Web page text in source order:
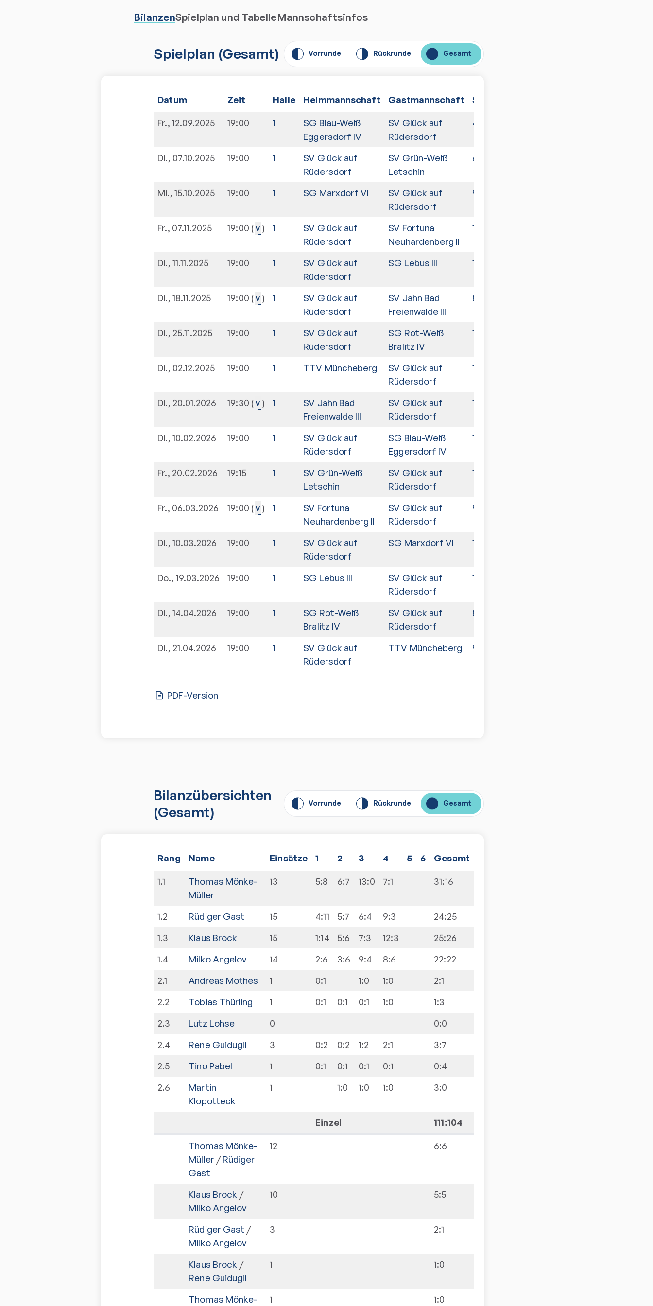
BilanzenSpielplan und TabelleMannschaftsinfos
Spielplan (Gesamt) Vorrunde Rückrunde Gesamt
Datum Zeit Halle Heimmannschaft Gastmannschaft Spiele
Fr., 12.09.2025 19:00 1
SG Blau-Weiß
Eggersdorf IV
SV Glück auf
Rüdersdorf
4:10
Di., 07.10.2025 19:00 1
SV Glück auf
Rüdersdorf
SV Grün-Weiß
Letschin
6:10
Mi., 15.10.2025 19:00 1 SG Marxdorf VI
SV Glück auf
Rüdersdorf
9:9
Fr., 07.11.2025 19:00 v 1
SV Glück auf
Rüdersdorf
SV Fortuna
Neuhardenberg II
10:5
Di., 11.11.2025 19:00 1
SV Glück auf
Rüdersdorf
SG Lebus III 10:5
Di., 18.11.2025 19:00 v 1
SV Glück auf
Rüdersdorf
SV Jahn Bad
Freienwalde III
8:10
Di., 25.11.2025 19:00 1
SV Glück auf
Rüdersdorf
SG Rot-Weiß
Bralitz IV
10:5
Di., 02.12.2025 19:00 1 TTV Müncheberg
SV Glück auf
Rüdersdorf
10:5
Di., 20.01.2026 19:30 v 1
SV Jahn Bad
Freienwalde III
SV Glück auf
Rüdersdorf
10:6
Di., 10.02.2026 19:00 1
SV Glück auf
Rüdersdorf
SG Blau-Weiß
Eggersdorf IV
10:3
Fr., 20.02.2026 19:15 1
SV Grün-Weiß
Letschin
SV Glück auf
Rüdersdorf
10:3
Fr., 06.03.2026 19:00 v 1
SV Fortuna
Neuhardenberg II
SV Glück auf
Rüdersdorf
9:9
Di., 10.03.2026 19:00 1
SV Glück auf
Rüdersdorf
SG Marxdorf VI 10:3
Do., 19.03.2026 19:00 1 SG Lebus III
SV Glück auf
Rüdersdorf
10:2
Di., 14.04.2026 19:00 1
SG Rot-Weiß
Bralitz IV
SV Glück auf
Rüdersdorf
8:10
Di., 21.04.2026 19:00 1
SV Glück auf
Rüdersdorf
TTV Müncheberg 9:9
PDF-Version
Bilanzübersichten
(Gesamt)
Vorrunde Rückrunde Gesamt
Rang Name Einsätze 1 2 3 4 5 6 Gesamt
1.1
Thomas Mönke-
Müller
13 5:8 6:7 13:0 7:1 31:16
1.2 Rüdiger Gast 15 4:11 5:7 6:4 9:3 24:25
1.3 Klaus Brock 15 1:14 5:6 7:3 12:3 25:26
1.4 Milko Angelov 14 2:6 3:6 9:4 8:6 22:22
2.1 Andreas Mothes 1 0:1 1:0 1:0 2:1
2.2 Tobias Thürling 1 0:1 0:1 0:1 1:0 1:3
2.3 Lutz Lohse 0 0:0
2.4 Rene Guidugli 3 0:2 0:2 1:2 2:1 3:7
2.5 Tino Pabel 1 0:1 0:1 0:1 0:1 0:4
2.6
Martin
Klopotteck
1 1:0 1:0 1:0 3:0
Einzel 111:104
Thomas Mönke-
Müller/Rüdiger
Gast
12 6:6
Klaus Brock /
Milko Angelov
10 5:5
Rüdiger Gast /
Milko Angelov
3 2:1
Klaus Brock /
Rene Guidugli
1 1:0
Thomas Mönke- 1 1:0